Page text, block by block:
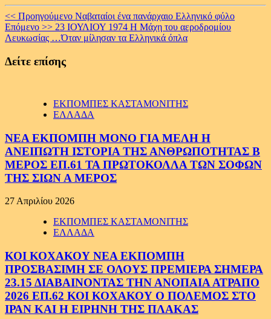
Continue
Reading
<< Προηγούμενο Ναβαταίοι ένα πανάρχαιο Ελληνικό φύλο
Επόμενο >> 23 ΙΟΥΛΙΟΥ 1974 Η Μάχη του αεροδρομίου
Λευκωσίας …Όταν μίλησαν τα Ελληνικά όπλα
Δείτε επίσης
ΕΚΠΟΜΠΕΣ ΚΑΣΤΑΜΟΝΙΤΗΣ
ΕΛΛΑΔΑ
ΝΕΑ ΕΚΠΟΜΠΗ ΜΟΝΟ ΓΙΑ ΜΕΛΗ Η
ΑΝΕΙΠΩΤΗ ΙΣΤΟΡΙΑ ΤΗΣ ΑΝΘΡΩΠΟΤΗΤΑΣ Β
ΜΕΡΟΣ ΕΠ.61 ΤΑ ΠΡΩΤΟΚΟΛΛΑ ΤΩΝ ΣΟΦΩΝ
ΤΗΣ ΣΙΩΝ Α ΜΕΡΟΣ
27 Απριλίου 2026
ΕΚΠΟΜΠΕΣ ΚΑΣΤΑΜΟΝΙΤΗΣ
ΕΛΛΑΔΑ
ΚΟΙ ΚΟΧΑΚΟΥ ΝΕΑ ΕΚΠΟΜΠΗ
ΠΡΟΣΒΑΣΙΜΗ ΣΕ ΟΛΟΥΣ ΠΡΕΜΙΕΡΑ ΣΗΜΕΡΑ
23.15 ΔΙΑΒΑΙΝΟΝΤΑΣ ΤΗΝ ΑΝΟΠΑΙΑ ΑΤΡΑΠΟ
2026 ΕΠ.62 ΚΟΙ ΚΟΧΑΚΟΥ Ο ΠΟΛΕΜΟΣ ΣΤΟ
ΙΡΑΝ ΚΑΙ Η ΕΙΡΗΝΗ ΤΗΣ ΠΛΑΚΑΣ